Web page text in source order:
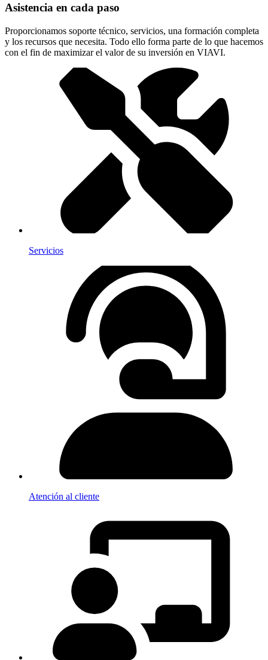
Asistencia en cada paso
Proporcionamos soporte técnico, servicios, una formación completa
y los recursos que necesita. Todo ello forma parte de lo que hacemos
con el fin de maximizar el valor de su inversión en VIAVI.
Servicios
Atención al cliente